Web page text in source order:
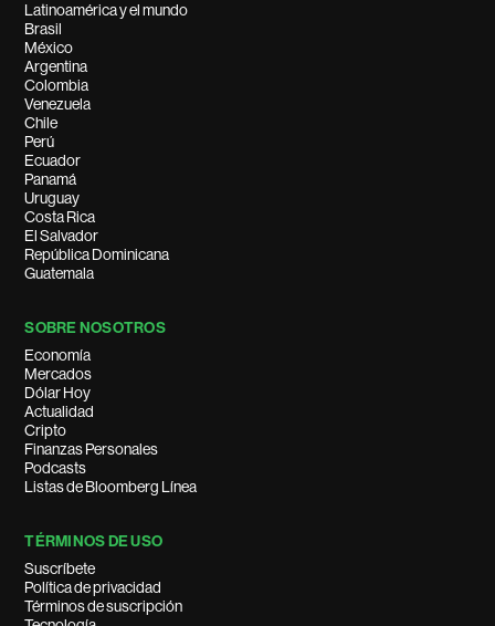
Latinoamérica y el mundo
Brasil
México
Argentina
Colombia
Venezuela
Chile
Perú
Ecuador
Panamá
Uruguay
Costa Rica
El Salvador
República Dominicana
Guatemala
SOBRE NOSOTROS
Economía
Mercados
Dólar Hoy
Actualidad
Cripto
Finanzas Personales
Podcasts
Listas de Bloomberg Línea
TÉRMINOS DE USO
Suscríbete
Política de privacidad
Términos de suscripción